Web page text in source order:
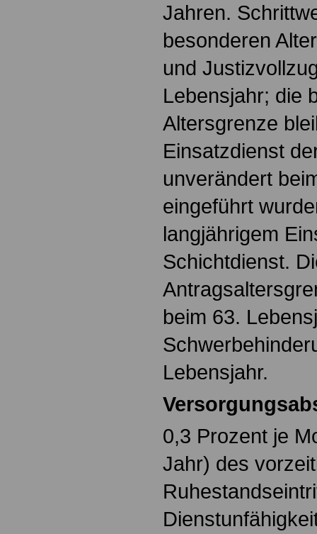
Jahren.
besonderen
und
Lebensjahr; die
Altersgrenze
Einsatzdienst
unverändert
eingeführt
langjährigem
Schichtdienst.
beim 63.
Lebensjahr.
0,3 Prozent je
Jahr) des